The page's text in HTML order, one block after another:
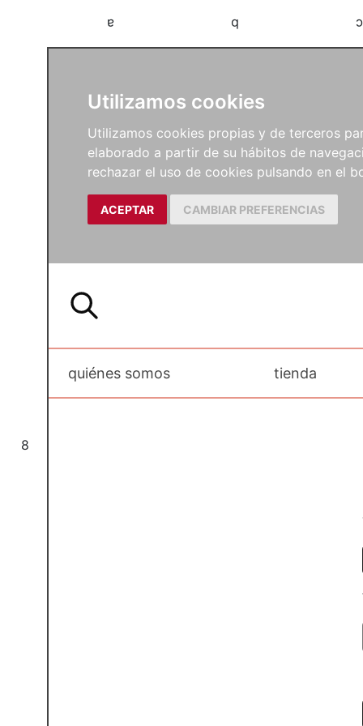
Utilizamos cookies
Utilizamos cookies propias y de terceros
elaborado a partir de su hábitos de
rechazar el uso de cookies pulsando en el
ACEPTAR CAMBIAR PREFERENCIAS
a b c
8
quiénes somos tienda